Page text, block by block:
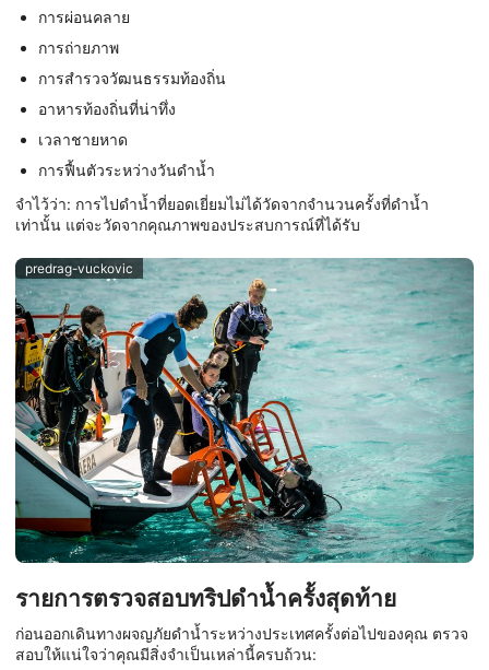
การผ่อนคลาย
การถ่ายภาพ
การสำรวจวัฒนธรรมท้องถิ่น
อาหารท้องถิ่นที่น่าทึ่ง
เวลาชายหาด
การฟื้นตัวระหว่างวันดำน้ำ
จำไว้ว่า: การไปดำน้ำที่ยอดเยี่ยมไม่ได้วัดจากจำนวนครั้งที่ดำน้ำ
เท่านั้น แต่จะวัดจากคุณภาพของประสบการณ์ที่ได้รับ
predrag-vuckovic
รายการตรวจสอบทริปดำน้ำครั้งสุดท้าย
ก่อนออกเดินทางผจญภัยดำน้ำระหว่างประเทศครั้งต่อไปของคุณ ตรวจ
สอบให้แน่ใจว่าคุณมีสิ่งจำเป็นเหล่านี้ครบถ้วน: